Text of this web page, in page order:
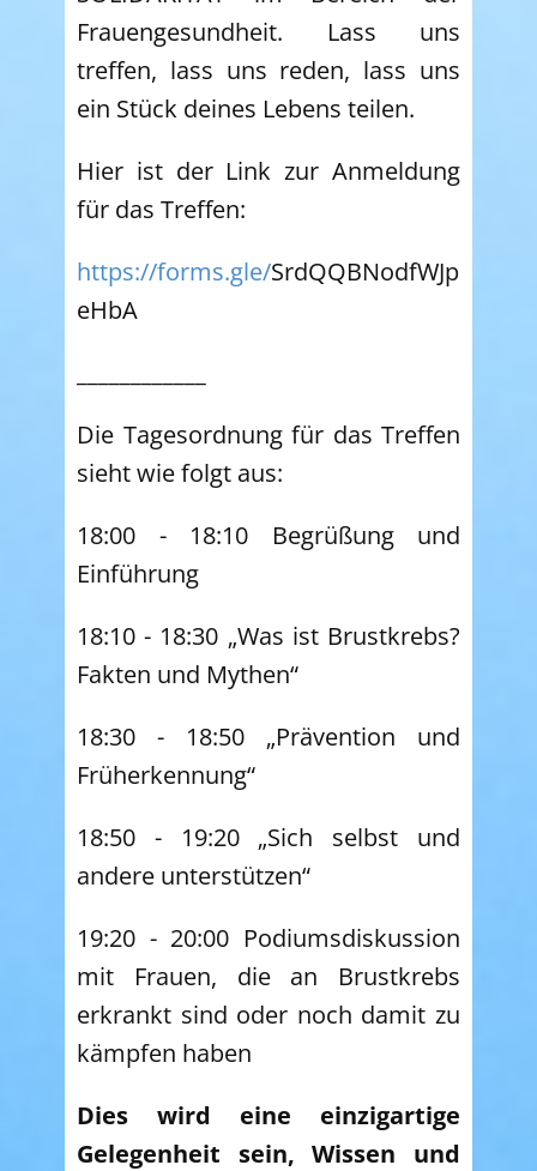
Frauengesundheit. Lass uns
treffen, lass uns reden, lass uns
ein Stück deines Lebens teilen.
Hier ist der Link zur Anmeldung
für das Treffen:
https://forms.gle/SrdQQBNodfWJp
eHbA
Die Tagesordnung für das Treffen
sieht wie folgt aus:
18:00 - 18:10 Begrüßung und
Einführung
18:10 - 18:30 „Was ist Brustkrebs?
Fakten und Mythen“
18:30 - 18:50 „Prävention und
Früherkennung“
18:50 - 19:20 „Sich selbst und
andere unterstützen“
19:20 - 20:00 Podiumsdiskussion
mit Frauen, die an Brustkrebs
erkrankt sind oder noch damit zu
kämpfen haben
Dies wird eine einzigartige
Gelegenheit sein, Wissen und